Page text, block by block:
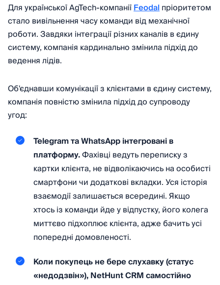
Для української AgTech-компаніїFeodalпріоритетом
стало вивільнення часу команди від механічної
роботи. Завдяки інтеграції різних каналів в єдину
систему, компанія кардинально змінила підхід до
ведення лідів.
Об'єднавши комунікації з клієнтами в єдину систему,
компанія повністю змінила підхід до супроводу
угод:
Telegram та WhatsApp інтегровані в
платформу.Фахівці ведуть переписку з
картки клієнта, не відволікаючись на особисті
смартфони чи додаткові вкладки. Уся історія
взаємодії залишається всередині. Якщо
хтось із команди йде у відпустку, його колега
миттєво підхоплює клієнта, адже бачить усі
попередні домовленості.
Коли покупець не бере слухавку (статус
«недодзвін»), NetHunt CRM самостійно